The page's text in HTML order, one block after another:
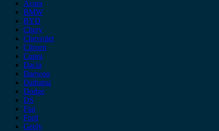
Acura
BMW
BYD
Chery
Chevrolet
Citroen
Cupra
Dacia
Daewoo
Daihatsu
Dodge
DS
Fiat
Ford
Geely